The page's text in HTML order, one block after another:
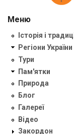
Меню
Історія і
Регіони України
Тури
Пам'ятки
Природа
Блог
Галереї
Відео
Закордон